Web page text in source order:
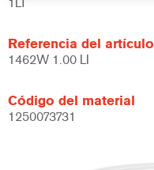
Referencia del artículo
1462W 1.00 LI
Código del material
1250073731